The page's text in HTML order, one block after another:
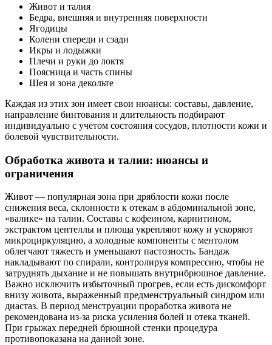
Живот и талия
Бедра, внешняя и внутренняя поверхности
Ягодицы
Колени спереди и сзади
Икры и лодыжки
Плечи и руки до локтя
Поясница и часть спины
Шея и зона декольте
Каждая из этих зон имеет свои нюансы: составы, давление,
направление бинтования и длительность подбирают
индивидуально с учетом состояния сосудов, плотности кожи и
болевой чувствительности.
Обработка живота и талии: нюансы и
ограничения
Живот — популярная зона при дряблости кожи после
снижения веса, склонности к отекам в абдоминальной зоне,
«валике» на талии. Составы с кофеином, карнитином,
экстрактом центеллы и плюща укрепляют кожу и ускоряют
микроциркуляцию, а холодные компоненты с ментолом
облегчают тяжесть и уменьшают пастозность. Бандаж
накладывают по спирали, контролируя компрессию, чтобы не
затруднять дыхание и не повышать внутрибрюшное давление.
Важно исключить избыточный прогрев, если есть дискомфорт
внизу живота, выраженный предменструальный синдром или
диастаз. В период менструации проработка живота не
рекомендована из‑за риска усиления болей и отека тканей.
При грыжах передней брюшной стенки процедура
противопоказана на данной зоне.